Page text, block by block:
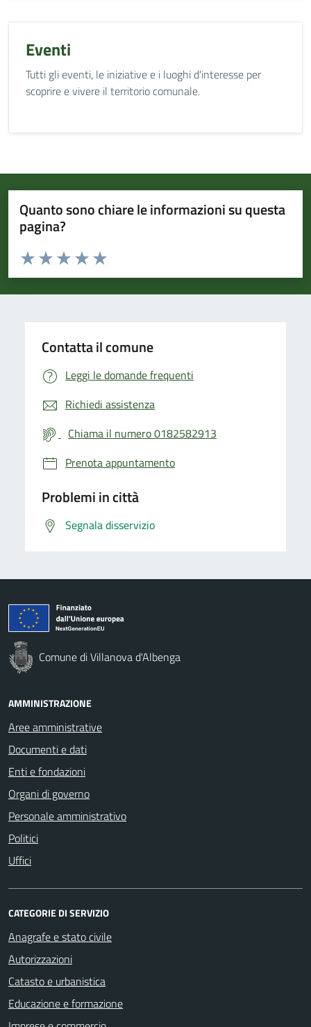
Eventi
Tutti gli eventi, le iniziative e i luoghi d'interesse per
scoprire e vivere il territorio comunale.
Quanto sono chiare le informazioni su questa
pagina?
Valuta da 1 a 5 stelle la pagina
Valuta 5 stelle su 5
Valuta 4 stelle su 5
Valuta 3 stelle su 5
Valuta 2 stelle su 5
Valuta 1 stelle su 5
Contatta il comune
Leggi le domande frequenti
Richiedi assistenza
Chiama il numero 0182582913
Prenota appuntamento
Problemi in città
Segnala disservizio
Comune di Villanova d'Albenga
AMMINISTRAZIONE
Aree amministrative
Documenti e dati
Enti e fondazioni
Organi di governo
Personale amministrativo
Politici
Uffici
CATEGORIE DI SERVIZIO
Anagrafe e stato civile
Autorizzazioni
Catasto e urbanistica
Educazione e formazione